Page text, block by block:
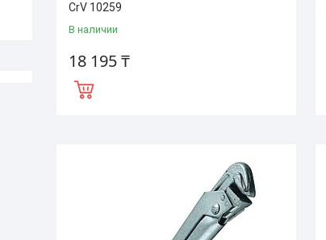
CrV 10259
В наличии
18 195 ₸